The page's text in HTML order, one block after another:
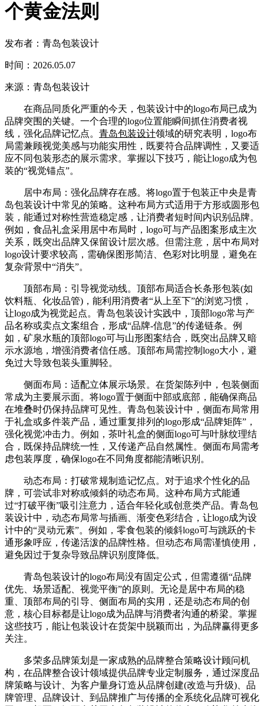
个黄金法则
发布者：青岛包装设计
时间：2026.05.07
来源：青岛包装设计
在商品同质化严重的今天，包装设计中的logo布局已成为
品牌突围的关键。一个合理的logo位置能瞬间抓住消费者视
线，强化品牌记忆点。 青岛包装设计领域的研究表明，logo布
局需兼顾视觉美感与功能实用性，既要符合品牌调性，又要适
应不同包装形态的展示需求。掌握以下技巧，能让logo成为包
装的“视觉锚点”。
居中布局：强化品牌存在感。将logo置于包装正中央是青
岛包装设计中常见的策略。这种布局方式适用于方形或圆形包
装，能通过对称性营造稳定感，让消费者短时间内识别品牌。
例如，食品礼盒采用居中布局时，logo可与产品图案形成主次
关系，既突出品牌又保留设计层次感。但需注意，居中布局对
logo设计要求较高，需确保图形简洁、色彩对比明显，避免在
复杂背景中“消失”。
顶部布局：引导视觉动线。顶部布局适合长条形包装(如
饮料瓶、化妆品管)，能利用消费者“从上至下”的浏览习惯，
让logo成为视觉起点。青岛包装设计实践中，顶部logo常与产
品名称或卖点文案组合，形成“品牌-信息”的传递链条。例
如，矿泉水瓶的顶部logo可与山形图案结合，既突出品牌又暗
示水源地，增强消费者信任感。顶部布局需控制logo大小，避
免过大导致包装头重脚轻。
侧面布局：适配立体展示场景。在货架陈列中，包装侧面
常成为主要展示面。将logo置于侧面中部或底部，能确保商品
在堆叠时仍保持品牌可见性。青岛包装设计中，侧面布局常用
于礼盒或多件装产品，通过重复排列的logo形成“品牌矩阵”，
强化视觉冲击力。例如，茶叶礼盒的侧面logo可与叶脉纹理结
合，既保持品牌统一性，又传递产品自然属性。侧面布局需考
虑包装厚度，确保logo在不同角度都能清晰识别。
动态布局：打破常规制造记忆点。对于追求个性化的品
牌，可尝试非对称或倾斜的动态布局。这种布局方式能通
过“打破平衡”吸引注意力，适合年轻化或创意类产品。青岛包
装设计中，动态布局常与插画、渐变色彩结合，让logo成为设
计中的“灵动元素”。例如，零食包装的倾斜logo可与跳跃的卡
通形象呼应，传递活泼的品牌性格。但动态布局需谨慎使用，
避免因过于复杂导致品牌识别度降低。
青岛包装设计的logo布局没有固定公式，但需遵循“品牌
优先、场景适配、视觉平衡”的原则。无论是居中布局的稳
重、顶部布局的引导、侧面布局的实用，还是动态布局的创
意，核心目标都是让logo成为品牌与消费者沟通的桥梁。掌握
这些技巧，能让包装设计在货架中脱颖而出，为品牌赢得更多
关注。
多荣多品牌策划是一家成熟的品牌整合策略设计顾问机
构，在品牌整合设计领域提供品牌专业定制服务，通过深度品
牌策略与设计、为客户量身订造从品牌创建(改造与升级)、品
牌管理、品牌设计、到品牌推广与传播的全系统化品牌可视化